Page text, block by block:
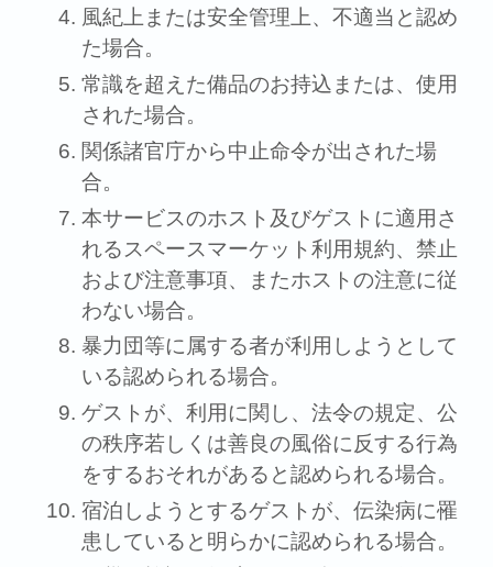
⾵紀上または安全管理上、不適当と認め
た場合。
常識を超えた備品のお持込または、使⽤
された場合。
関係諸官庁から中⽌命令が出された場
合。
本サービスのホスト及びゲストに適⽤さ
れるスペースマーケット利⽤規約、禁⽌
および注意事項、またホストの注意に従
わない場合。
暴⼒団等に属する者が利⽤しようとして
いる認められる場合。
ゲストが、利⽤に関し、法令の規定、公
の秩序若しくは善良の⾵俗に反する⾏為
をするおそれがあると認められる場合。
宿泊しようとするゲストが、伝染病に罹
患していると明らかに認められる場合。